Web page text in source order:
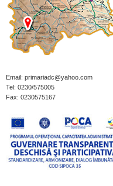
Email: primariadc@yahoo.com
Tel: 0230/575005
Fax: 0230575167